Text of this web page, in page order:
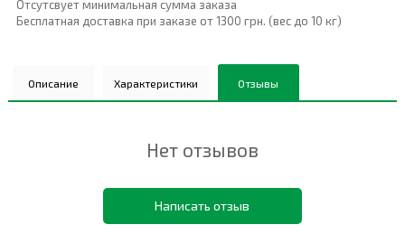
Отсутсвует минимальная сумма заказа
Бесплатная доставка при заказе от 1300 грн. (вес до 10 кг)
Описание Характеристики Отзывы
Нет отзывов
Написать отзыв